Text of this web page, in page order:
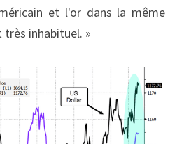
et l'or dans la même
inhabituel. »